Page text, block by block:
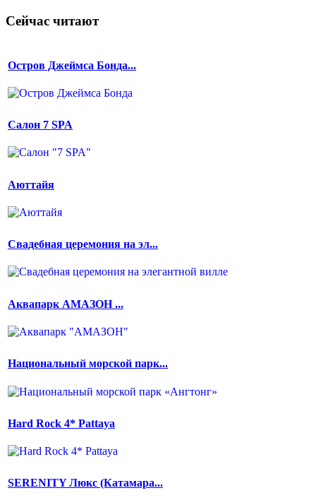
Сейчас читают
Остров Джеймса Бонда...
Салон 7 SPA
Аюттайя
Свадебная церемония на эл...
Аквапарк АМАЗОН ...
Национальный морской парк...
Hard Rock 4* Pattaya
SERENITY Люкс (Катамара...